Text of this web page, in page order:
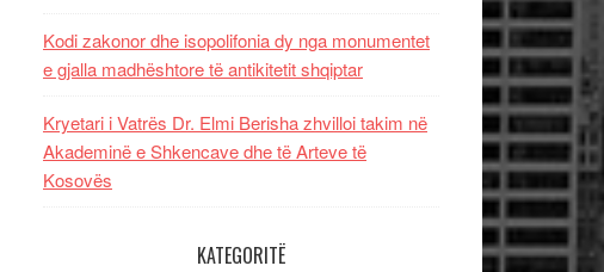
Kodi zakonor dhe isopolifonia dy nga monumentet
e gjalla madhështore të antikitetit shqiptar
Kryetari i Vatrës Dr. Elmi Berisha zhvilloi takim në
Akademinë e Shkencave dhe të Arteve të
Kosovës
KATEGORITË